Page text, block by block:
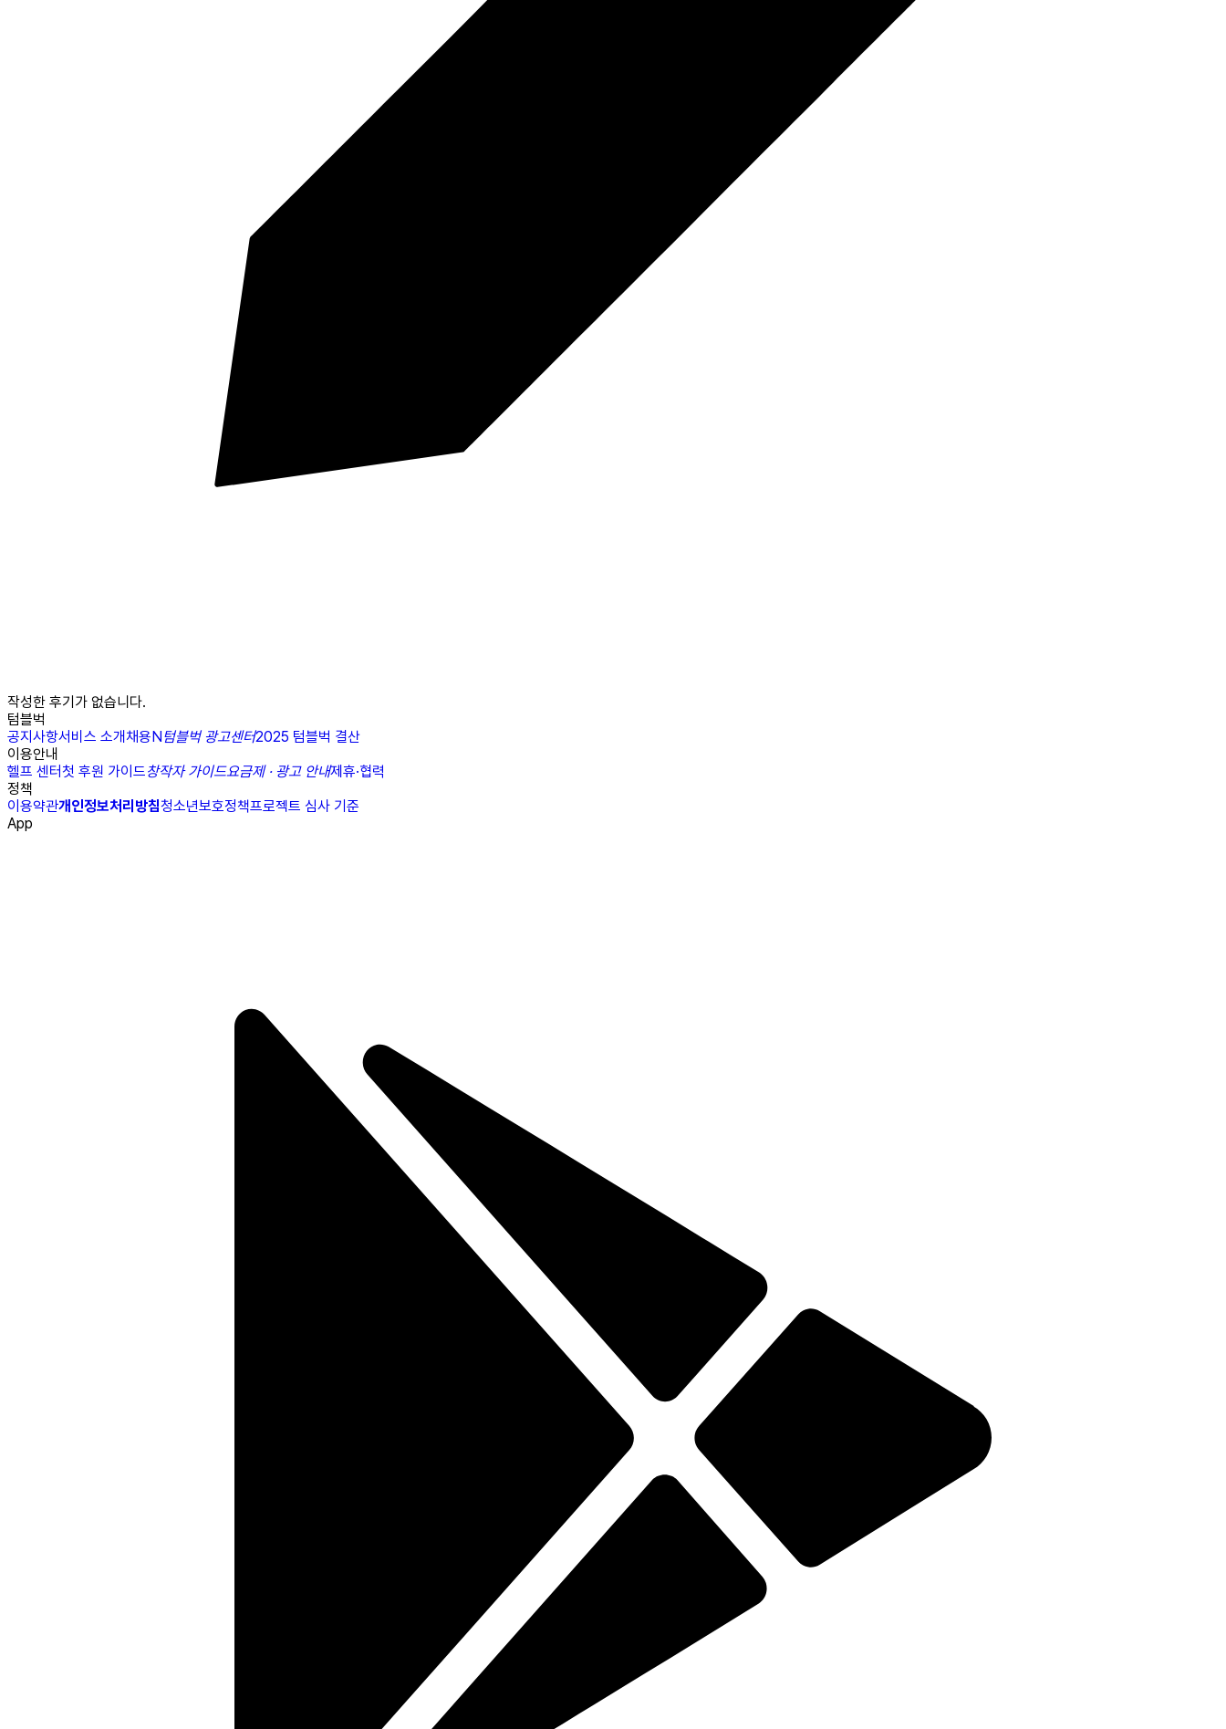
작성한 후기가 없습니다.
텀블벅
공지사항서비스 소개채용N텀블벅 광고센터2025 텀블벅 결산
이용안내
헬프 센터첫 후원 가이드창작자 가이드요금제 · 광고 안내제휴·협력
정책
이용약관개인정보처리방침청소년보호정책프로젝트 심사 기준
App